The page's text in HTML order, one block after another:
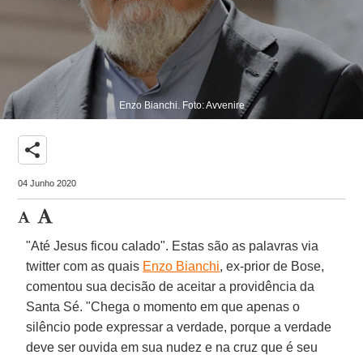
Enzo Bianchi. Foto: Avvenire
share
04 Junho 2020
"Até Jesus ficou calado". Estas são as palavras via
twitter com as quais Enzo Bianchi, ex-prior de Bose,
comentou sua decisão de aceitar a providência da
Santa Sé. "Chega o momento em que apenas o
silêncio pode expressar a verdade, porque a verdade
deve ser ouvida em sua nudez e na cruz que é seu